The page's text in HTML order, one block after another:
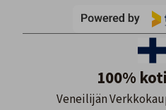
100%
Veneilijän